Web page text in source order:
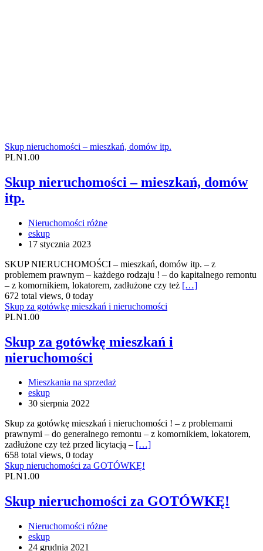
Skup nieruchomości – mieszkań, domów itp.
PLN1.00
Skup nieruchomości – mieszkań, domów
itp.
Nieruchomości różne
eskup
17 stycznia 2023
SKUP NIERUCHOMOŚCI – mieszkań, domów itp. – z
problemem prawnym – każdego rodzaju ! – do kapitalnego remontu
– z komornikiem, lokatorem, zadłużone czy też […]
672 total views, 0 today
Skup za gotówkę mieszkań i nieruchomości
PLN1.00
Skup za gotówkę mieszkań i
nieruchomości
Mieszkania na sprzedaż
eskup
30 sierpnia 2022
Skup za gotówkę mieszkań i nieruchomości ! – z problemami
prawnymi – do generalnego remontu – z komornikiem, lokatorem,
zadłużone czy też przed licytacją – […]
658 total views, 0 today
Skup nieruchomości za GOTÓWKĘ!
PLN1.00
Skup nieruchomości za GOTÓWKĘ!
Nieruchomości różne
eskup
24 grudnia 2021